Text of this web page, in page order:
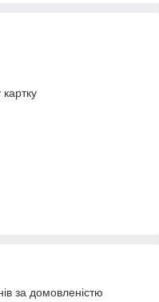
за домовленістю